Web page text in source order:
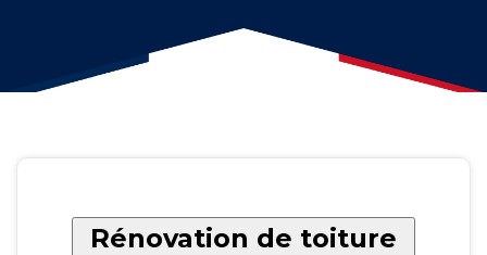
Rénovation de toiture